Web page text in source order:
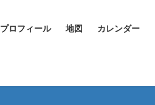
プロフィール 地図 カレンダー